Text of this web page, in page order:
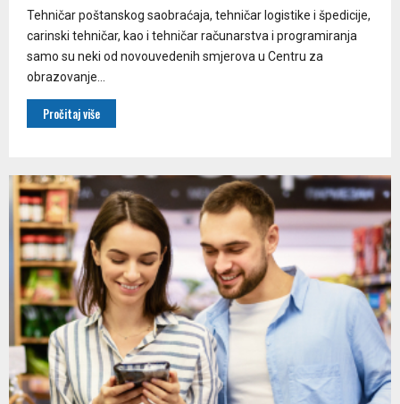
Tehničar poštanskog saobraćaja, tehničar logistike i špedicije,
carinski tehničar, kao i tehničar računarstva i programiranja
samo su neki od novouvedenih smjerova u Centru za
obrazovanje...
Pročitaj više